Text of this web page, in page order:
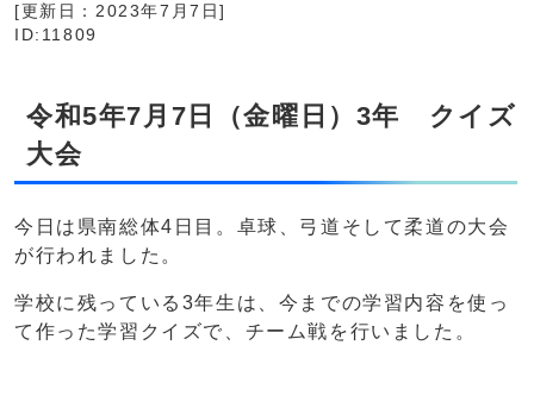
[更新日：2023年7月7日]
ID:11809
令和5年7月7日（金曜日）3年 クイズ
大会
今日は県南総体4日目。卓球、弓道そして柔道の大会
が行われました。
学校に残っている3年生は、今までの学習内容を使っ
て作った学習クイズで、チーム戦を行いました。